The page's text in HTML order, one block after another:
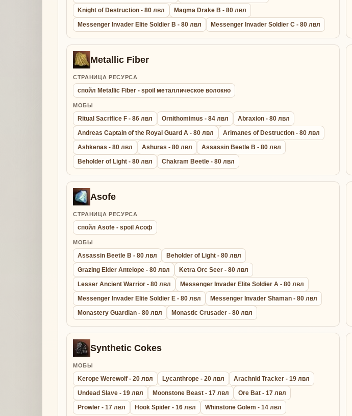
Knight of Destruction - 80 лвл
Magma Drake B - 80 лвл
Messenger Invader Elite Soldier B - 80 лвл
Messenger Invader Soldier C - 80 лвл
Metallic Fiber
СТРАНИЦА РЕСУРСА
спойл Metallic Fiber - spoil металлическое волокно
МОБЫ
Ritual Sacrifice F - 86 лвл Ornithomimus - 84 лвл
Abraxion - 80 лвл
Andreas Captain of the Royal Guard A - 80 лвл
Arimanes of Destruction - 80 лвл
Ashkenas - 80 лвл
Ashuras - 80 лвл
Assassin Beetle B - 80 лвл
Beholder of Light - 80 лвл
Chakram Beetle - 80 лвл
Asofe
СТРАНИЦА РЕСУРСА
спойл Asofe - spoil Асоф
МОБЫ
Assassin Beetle B - 80 лвл
Beholder of Light - 80 лвл
Grazing Elder Antelope - 80 лвл
Ketra Orc Seer - 80 лвл
Lesser Ancient Warrior - 80 лвл
Messenger Invader Elite Soldier A - 80 лвл
Messenger Invader Elite Soldier E - 80 лвл
Messenger Invader Shaman - 80 лвл
Monastery Guardian - 80 лвл
Monastic Crusader - 80 лвл
Synthetic Cokes
МОБЫ
Kerope Werewolf - 20 лвл Lycanthrope - 20 лвл
Arachnid Tracker - 19 лвл
Undead Slave - 19 лвл
Moonstone Beast - 17 лвл
Ore Bat - 17 лвл
Prowler - 17 лвл
Hook Spider - 16 лвл Whinstone Golem - 14 лвл